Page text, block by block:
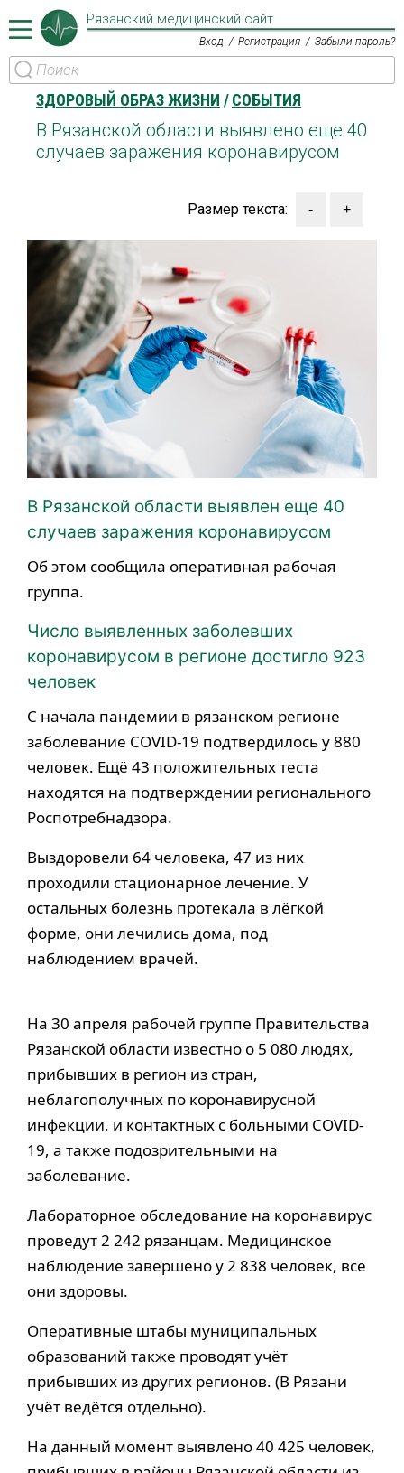
Рязанский медицинский сайт
Вход Регистрация Забыли пароль?
ЗДОРОВЫЙ ОБРАЗ ЖИЗНИ СОБЫТИЯ
В Рязанской области выявлено еще 40
случаев заражения коронавирусом
Размер текста:
В Рязанской области выявлен еще 40
случаев заражения коронавирусом
Об этом сообщила оперативная рабочая
группа.
Число выявленных заболевших
коронавирусом в регионе достигло 923
человек
С начала пандемии в рязанском регионе
заболевание COVID-19 подтвердилось у 880
человек. Ещё 43 положительных теста
находятся на подтверждении регионального
Роспотребнадзора.
Выздоровели 64 человека, 47 из них
проходили стационарное лечение. У
остальных болезнь протекала в лёгкой
форме, они лечились дома, под
наблюдением врачей.
На 30 апреля рабочей группе Правительства
Рязанской области известно о 5 080 людях,
прибывших в регион из стран,
неблагополучных по коронавирусной
инфекции, и контактных с больными COVID-
19, а также подозрительными на
заболевание.
Лабораторное обследование на коронавирус
проведут 2 242 рязанцам. Медицинское
наблюдение завершено у 2 838 человек, все
они здоровы.
Оперативные штабы муниципальных
образований также проводят учёт
прибывших из других регионов. (В Рязани
учёт ведётся отдельно).
На данный момент выявлено 40 425 человек,